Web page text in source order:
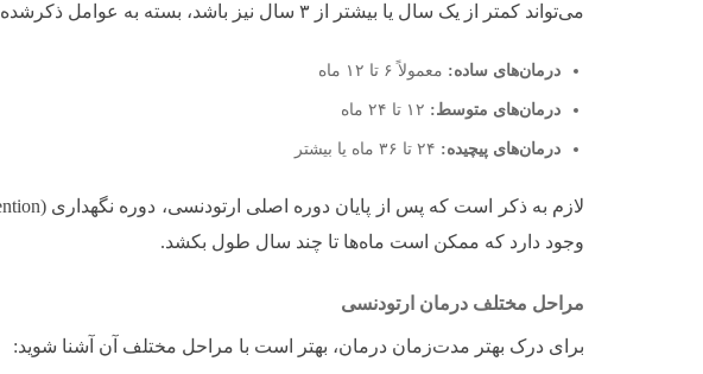
می‌تواند کمتر از یک سال یا بیشتر از ۳ سال نیز باشد، بسته به عوامل ذکرشده.
درمان‌های ساده: معمولاً ۶ تا ۱۲ ماه
درمان‌های متوسط:
درمان‌های پیچیده:
وجود دارد که ممکن است ماه‌ها تا چند سال طول بکشد.
مراحل مختلف درمان ارتودنسی
برای درک بهتر مدت‌زمان درمان، بهتر است با مراحل مختلف آن آشنا شوید: